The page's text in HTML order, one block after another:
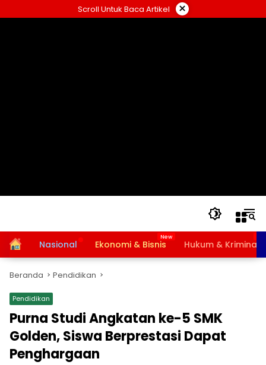
ke
Scroll Untuk Baca Artikel ×
HomeNasional Ekonomi & Bisnis Hukum & Kriminal
Beranda Pendidikan
Pendidikan
Purna Studi Angkatan ke-5 SMK
Golden, Siswa Berprestasi Dapat
Penghargaan